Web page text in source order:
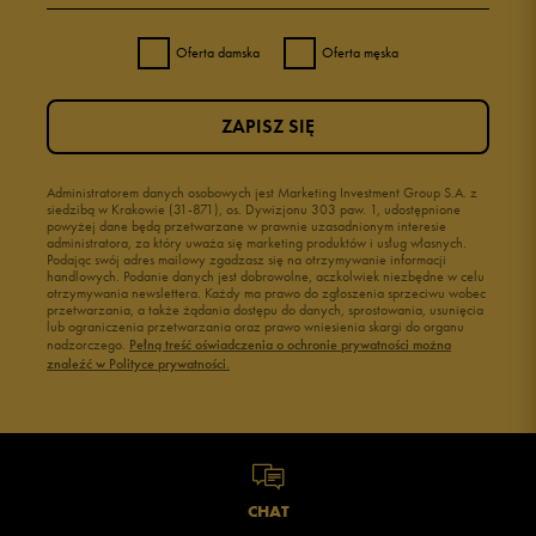
Oferta damska Oferta męska
Administratorem danych osobowych jest Marketing Investment Group S.A. z
siedzibą w Krakowie (31-871), os. Dywizjonu 303 paw. 1, udostępnione
powyżej dane będą przetwarzane w prawnie uzasadnionym interesie
administratora, za który uważa się marketing produktów i usług własnych.
Podając swój adres mailowy zgadzasz się na otrzymywanie informacji
handlowych. Podanie danych jest dobrowolne, aczkolwiek niezbędne w celu
otrzymywania newslettera. Każdy ma prawo do zgłoszenia sprzeciwu wobec
przetwarzania, a także żądania dostępu do danych, sprostowania, usunięcia
lub ograniczenia przetwarzania oraz prawo wniesienia skargi do organu
nadzorczego. Pełną treść oświadczenia o ochronie prywatności można
znaleźć w Polityce prywatności.
ZAPISZ SIĘ
CHAT